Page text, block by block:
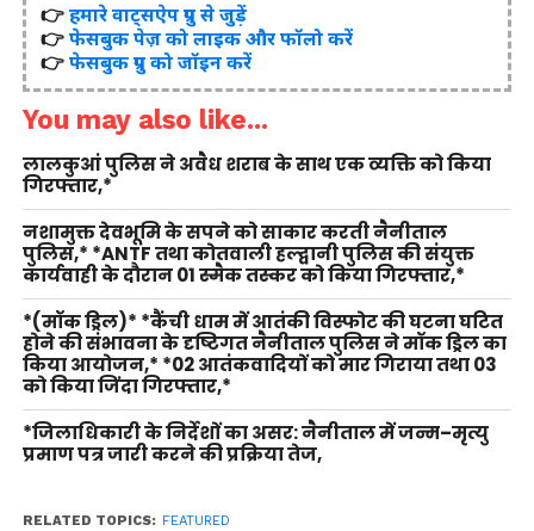
👉हमारे वाट्सऐप ग्रुप से जुड़ें
👉फेसबुक पेज़ को लाइक और फॉलो करें
👉फेसबुक ग्रुप को जॉइन करें
You may also like...
लालकुआं पुलिस ने अवैध शराब के साथ एक व्यक्ति को किया
गिरफ्तार,*
नशामुक्त देवभूमि के सपने को साकार करती नैनीताल
पुलिस,* *ANTF तथा कोतवाली हल्द्वानी पुलिस की संयुक्त
कार्यवाही के दौरान 01 स्मैक तस्कर को किया गिरफ्तार,*
*(मॉक ड्रिल)* *कैंची धाम में आतंकी विस्फोट की घटना घटित
होने की संभावना के दृष्टिगत नैनीताल पुलिस ने मॉक ड्रिल का
किया आयोजन,* *02 आतंकवादियों को मार गिराया तथा 03
को किया जिंदा गिरफ्तार,*
*जिलाधिकारी के निर्देशों का असर: नैनीताल में जन्म–मृत्यु
प्रमाण पत्र जारी करने की प्रक्रिया तेज,
RELATED TOPICS: FEATURED